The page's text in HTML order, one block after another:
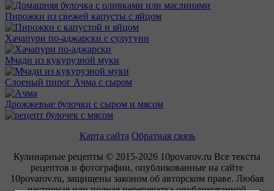
Пирожки из свежей капусты с яйцом
Хачапури по-аджарски с сулугуни
Мчади из кукурузной муки
Слоеный пирог Ачма с сыром
Дрожжевые булочки с сыром и мясом
Карта сайта Обратная связь
Кулинарные рецепты © 2015-2026 10povarov.ru Все тексты
рецептов и фотографии, опубликованные на сайте
10povarov.ru, защищены законом об авторском праве. Любая